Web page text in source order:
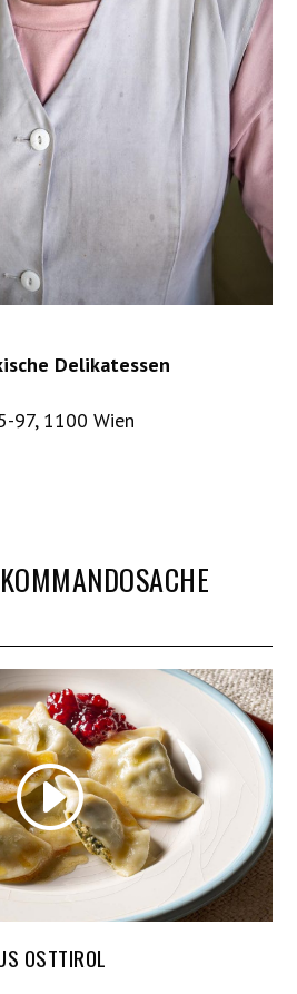
Delikatessen
97, 1100 Wien
OSTTIROL